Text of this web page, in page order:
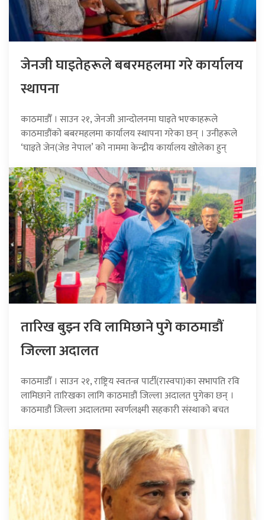
जेनजी घाइतेहरूले बबरमहलमा गरे कार्यालय
स्थापना
काठमाडौँ । साउन २१, जेनजी आन्दोलनमा घाइते भएकाहरूले
काठमाडौंको बबरमहलमा कार्यालय स्थापना गरेका छन् । उनीहरूले
‘घाइते जेन(जेड नेपाल’ को नाममा केन्द्रीय कार्यालय खोलेका हुन्
तारिख बुझ्न रवि लामिछाने पुगे काठमाडौं
जिल्ला अदालत
काठमाडौँ । साउन २१, राष्ट्रिय स्वतन्त्र पार्टी(रास्वपा)का सभापति रवि
लामिछाने तारिखका लागि काठमाडौं जिल्ला अदालत पुगेका छन् ।
काठमाडौं जिल्ला अदालतमा स्वर्णलक्ष्मी सहकारी संस्थाको बचत